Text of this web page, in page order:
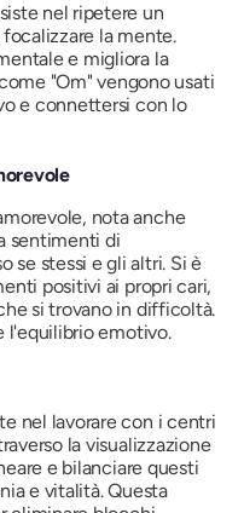
nel ripetere un
focalizzare la mente.
e migliora la
"Om" vengono usati
e connettersi con lo
nota anche
sentimenti di
se stessi e gli altri. Si è
positivi ai propri cari,
si trovano in difficoltà.
l'equilibrio emotivo.
nel lavorare con i centri
la visualizzazione
e bilanciare questi
e vitalità. Questa